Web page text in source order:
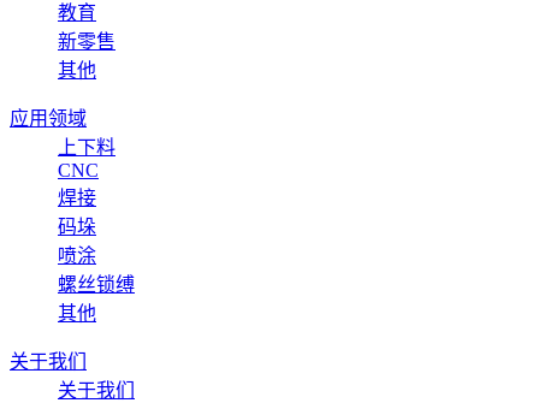
教育
新零售
其他
应用领域
上下料
CNC
焊接
码垛
喷涂
螺丝锁缚
其他
关于我们
关于我们